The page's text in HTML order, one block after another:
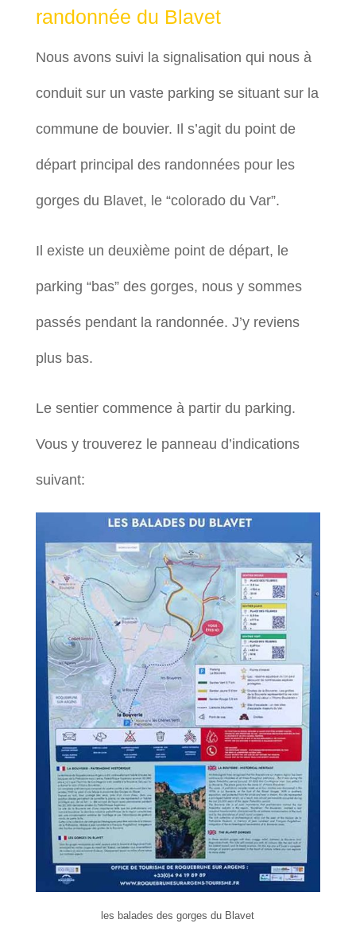
randonnée du Blavet
Nous avons suivi la signalisation qui nous à
conduit sur un vaste parking se situant sur la
commune de bouvier. Il s’agit du point de
départ principal des randonnées pour les
gorges du Blavet, le “colorado du Var”.
Il existe un deuxième point de départ, le
parking “bas” des gorges, nous y sommes
passés pendant la randonnée. J’y reviens
plus bas.
Le sentier commence à partir du parking.
Vous y trouverez le panneau d’indications
suivant:
les balades des gorges du Blavet